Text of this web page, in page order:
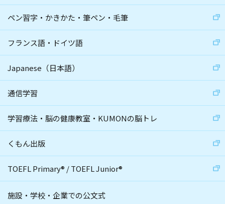
ペン習字・かきかた・筆ペン・毛筆
フランス語・ドイツ語
Japanese（日本語）
通信学習
学習療法・脳の健康教室・KUMONの脳トレ
くもん出版
TOEFL Primary® /TOEFL Junior®
施設・学校・企業での公文式